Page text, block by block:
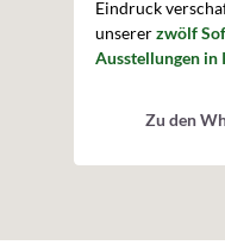
Eindruck
unsererzwölf
Ausstellungen in
Zu den